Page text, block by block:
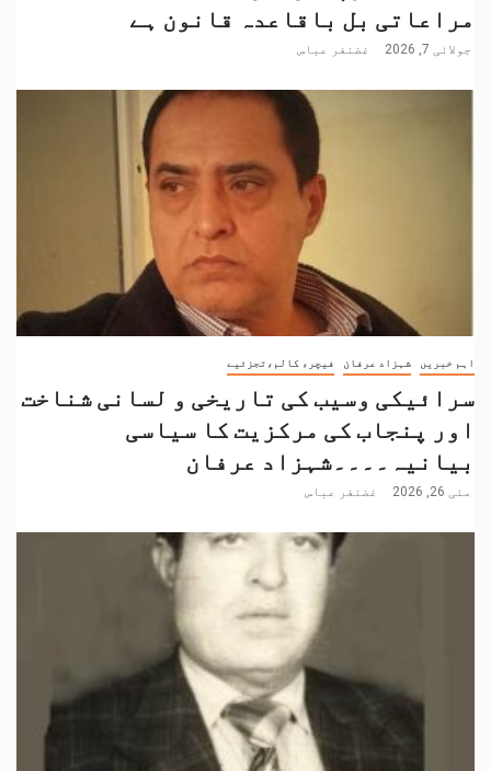
مراعاتی بل باقاعدہ قانون ہے
جولائی 7, 2026 غضنفر عباس
اہم خبریں شہزاد عرفان فیچر، کالم،تجزئیے
سرائیکی وسیب کی تاریخی و لسانی شناخت
اور پنجاب کی مرکزیت کا سیاسی
بیانیہ۔۔۔۔شہزاد عرفان
مئی 26, 2026 غضنفر عباس